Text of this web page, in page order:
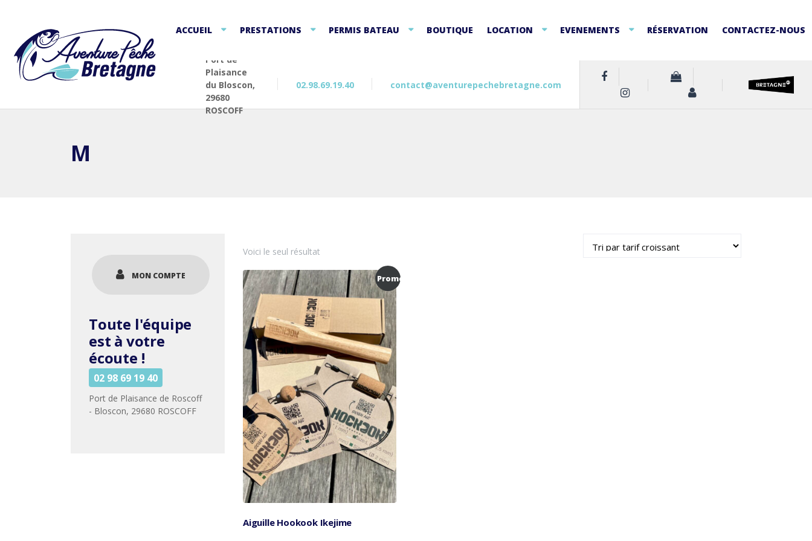
ACCUEIL PRESTATIONS PERMIS BATEAU BOUTIQUE LOCATION EVENEMENTS RÉSERVATION CONTACTEZ-NOUS
Port de
Plaisance
du Bloscon,
29680
ROSCOFF
02.98.69.19.40 contact@aventurepechebretagne.com
M
Voici le seul résultat
Promo !
Aiguille Hookook Ikejime
MON COMPTE
Toute l'équipe
est à votre
écoute !
02 98 69 19 40
Port de Plaisance de Roscoff
- Bloscon, 29680 ROSCOFF